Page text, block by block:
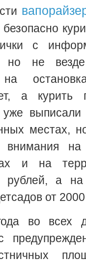
с
но не
а курить
уже
местах,
внимания
и на
рублей, а
от
во всех